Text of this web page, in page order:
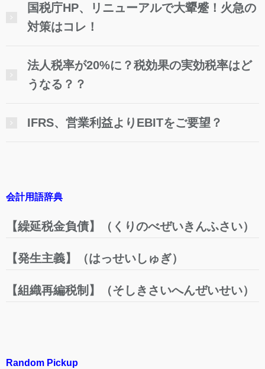
国税庁HP、リニューアルで大顰蹙！火急の
対策はコレ！
法人税率が20%に？税効果の実効税率はど
うなる？？
IFRS、営業利益よりEBITをご要望？
会計用語辞典
【繰延税金負債】（くりのべぜいきんふさい）
【発生主義】（はっせいしゅぎ）
【組織再編税制】（そしきさいへんぜいせい）
Random Pickup